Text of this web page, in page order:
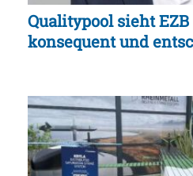
Qualitypool sieht
konsequent und